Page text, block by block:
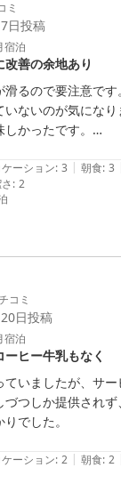
ミ
日投稿
宿泊
善の余地あり
るので要注意で
ないのが気になり
かったです。
プがあるともっと
したが、毛玉がす
ケーション: 3 | 朝食: 3
: 2
コミ
日投稿
宿泊
ヒー牛乳もなく
いましたが、サー
つしか提供されず
でした。
ケーション: 2 | 朝食: 2